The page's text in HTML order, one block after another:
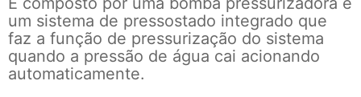
um sistema de pressostado integrado que
faz a função de pressurização do sistema
quando a pressão de água cai acionando
automaticamente.